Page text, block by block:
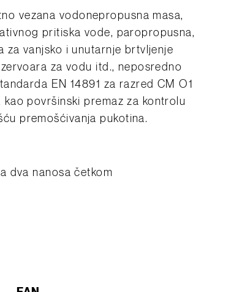
vezana vodonepropusna masa,
pritiska vode, paropropusna,
za vanjsko i unutarnje brtvljenje
za vodu itd., neposredno
EN 14891 za razred CM O1
kao površinski premaz za kontrolu
premošćivanja pukotina.
dva nanosa četkom